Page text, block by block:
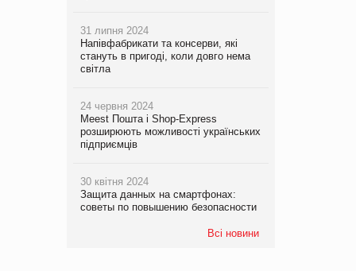
31 липня 2024
Напівфабрикати та консерви, які
стануть в пригоді, коли довго нема
світла
24 червня 2024
Meest Пошта і Shop-Express
розширюють можливості українських
підприємців
30 квітня 2024
Защита данных на смартфонах:
советы по повышению безопасности
Всі новини